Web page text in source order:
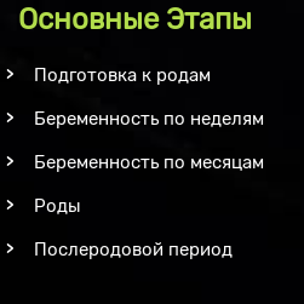
Основные Этапы
Подготовка к родам
Беременность по неделям
Беременность по месяцам
Роды
Послеродовой период